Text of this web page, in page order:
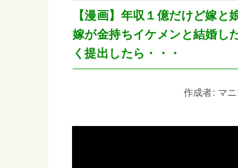
【漫画】年収１億だけど嫁と
嫁が金持ちイケメンと結婚し
く提出したら・・・
作成者: マ